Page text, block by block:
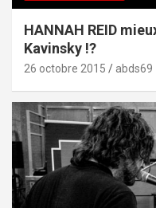
HANNAH REID
Kavinsky !?
26 octobre 2015 abds69